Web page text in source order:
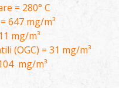
= 280° C
647 mg/m³
mg/m³
(OGC) = 31 mg/m³
mg/m³